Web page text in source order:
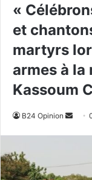
«
et
martyrs
armes à la
Kassoum
B24 Opinion
y